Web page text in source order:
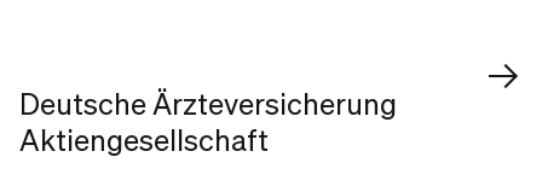
Deutsche Ärzteversicherung
Aktiengesellschaft